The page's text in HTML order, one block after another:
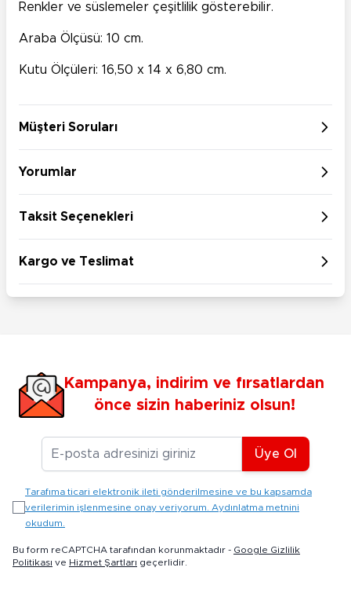
Renkler ve süslemeler çeşitlilik gösterebilir.
Araba Ölçüsü: 10 cm.
Kutu Ölçüleri: 16,50 x 14 x 6,80 cm.
Müşteri Soruları
Yorumlar
Taksit Seçenekleri
Kargo ve Teslimat
Kampanya, indirim ve fırsatlardan
önce sizin haberiniz olsun!
E-posta Adresiniz
Üye Ol
Tarafıma ticari elektronik ileti gönderilmesine ve bu kapsamda
verilerimin işlenmesine onay veriyorum. Aydınlatma metnini
okudum.
Bu form reCAPTCHA tarafından korunmaktadır - Google Gizlilik
Politikası ve Hizmet Şartları geçerlidir.